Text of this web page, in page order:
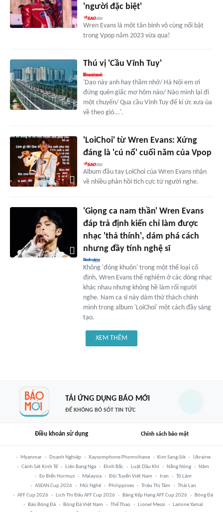
'người đặc biệt'
Wren Evans là một tân binh vô cùng nổi bật
trong Vpop năm 2023 vừa qua!
Thú vị 'Cầu Vĩnh Tuy'
'Dạo này anh hay thầm nhớ/ Hà Nội em ơi
đừng quên giấc mơ hôm nào/ Nào mình lại đi
một chuyến/ Qua cầu Vĩnh Tuy để kí ức xưa ùa
về theo gió...'.
'LoiChoi' từ Wren Evans: Xứng
đáng là 'cú nổ' cuối năm của Vpop
Album đầu tay LoiChoi của Wren Evans nhận
về nhiều phản hồi tích cực từ người nghe.
'Giọng ca nam thần' Wren Evans
đáp trả định kiến chỉ làm được
nhạc 'thả thính', dám phá cách
nhưng đầy tính nghệ sĩ
Không 'đóng khuôn' trong một thể loại cố
định, Wren Evans thể nghiệm ở các dòng nhạc
khác nhau nhưng không hề làm rối người
nghe. Nam ca sĩ này dám thử thách chính
mình trong album 'LoiChoi' một cách đầy sáng
tạo.
XEM THÊM
TẢI ỨNG DỤNG BÁO MỚI
ĐỂ KHÔNG BỎ SÓT TIN TỨC
Điều khoản sử dụng Chính sách bảo mật
Myanmar Doanh Nghiệp Xaysomphone Phomvihane Kim Sang-Sik
Ukraine
Cảnh Sát Kinh Tế
Liên Bang Nga Đình Bắc Luật Dầu Khí Nắng Nóng
Năm
Eo Biển Hormuz
Malaysia Đội Tuyển Việt Nam Iran
Tô Lâm
ASEAN Cup 2026
Mũi Nghê Philippines Triệu Thị Tâm
Thái Lan
AFF Cup 2026
Lịch Thi Đấu AFF Cup 2026 Bảng Xếp Hạng AFF Cup 2026
Bóng Đá
Báo Bóng Đá
Bóng Đá Việt Nam Thể Thao Lionel Messi
Lamine Yamal